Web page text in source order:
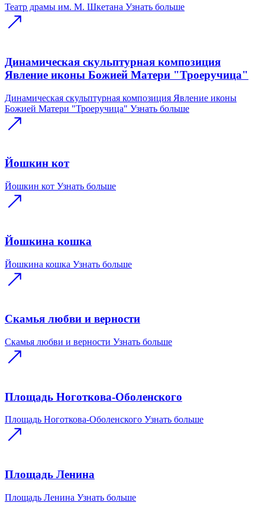
Театр драмы им. М. Шкетана Узнать больше
Динамическая скульптурная композиция
Явление иконы Божией Матери "Троеручица"
Динамическая скульптурная композиция Явление иконы
Божией Матери "Троеручица" Узнать больше
Йошкин кот
Йошкин кот Узнать больше
Йошкина кошка
Йошкина кошка Узнать больше
Скамья любви и верности
Скамья любви и верности Узнать больше
Площадь Ноготкова-Оболенского
Площадь Ноготкова-Оболенского Узнать больше
Площадь Ленина
Площадь Ленина Узнать больше